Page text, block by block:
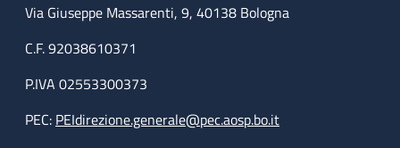
Via Giuseppe Massarenti, 9, 40138 Bologna
C.F. 92038610371
P.IVA 02553300373
PEC: PEIdirezione.generale@pec.aosp.bo.it